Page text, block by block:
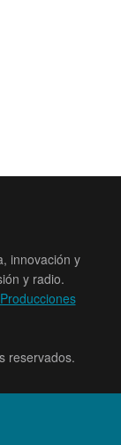
innovación y
y radio.
Producciones
reservados.